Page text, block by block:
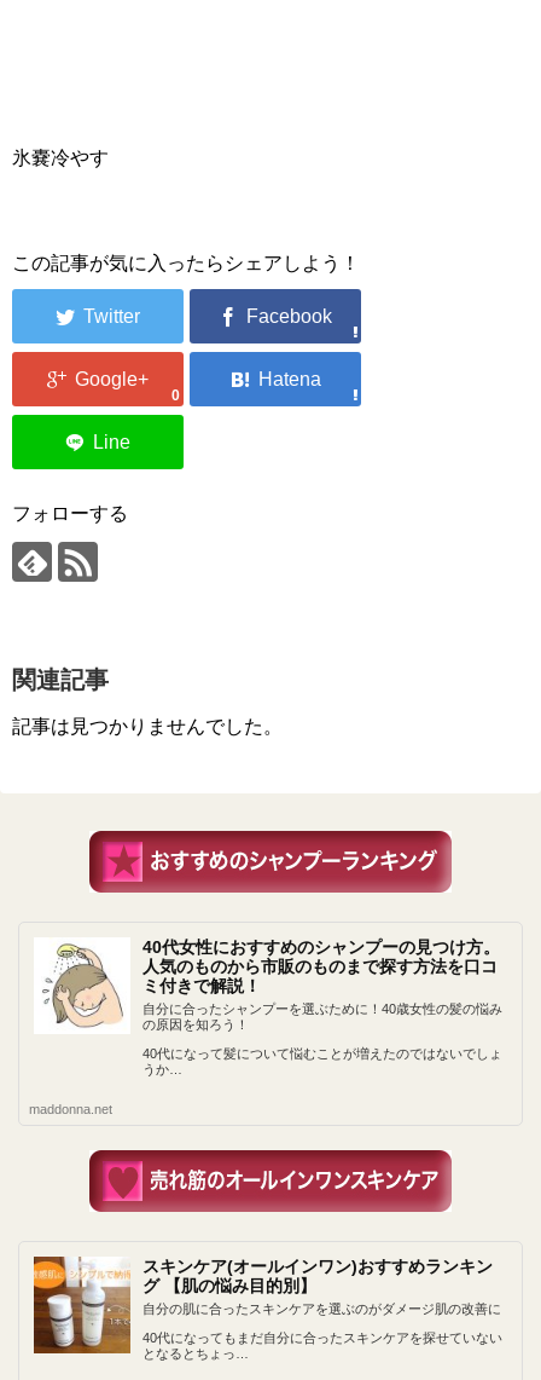
氷嚢冷やす
この記事が気に入ったらシェアしよう！
0
フォローする
関連記事
記事は見つかりませんでした。
40代女性におすすめのシャンプーの見つけ方。
人気のものから市販のものまで探す方法を口コ
ミ付きで解説！
自分に合ったシャンプーを選ぶために！40歳女性の髪の悩み
の原因を知ろう！
40代になって髪について悩むことが増えたのではないでしょ
うか…
maddonna.net
スキンケア(オールインワン)おすすめランキン
グ 【肌の悩み目的別】
自分の肌に合ったスキンケアを選ぶのがダメージ肌の改善に
40代になってもまだ自分に合ったスキンケアを探せていない
となるとちょっ…